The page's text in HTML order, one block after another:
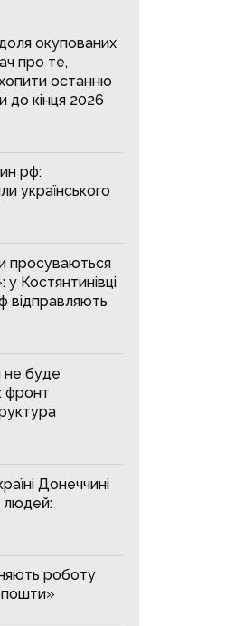
окупованих
про те,
останню
до кінця 2026
рф:
українського
просуваються
у Костянтинівці
відправляють
не буде
фронт
Донеччині
людей:
роботу